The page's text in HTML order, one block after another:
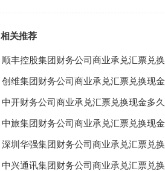
相关推荐
顺丰控股集团财务公司商业承兑汇票兑
创维集团财务公司商业承兑汇票兑换现
中开财务公司商业承兑汇票兑换现金多
中旅集团财务公司商业承兑汇票兑换现
深圳华强集团财务公司商业承兑汇票兑
中兴通讯集团财务公司商业承兑汇票兑